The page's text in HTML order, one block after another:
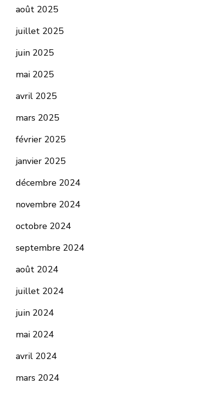
août 2025
juillet 2025
juin 2025
mai 2025
avril 2025
mars 2025
février 2025
janvier 2025
décembre 2024
novembre 2024
octobre 2024
septembre 2024
août 2024
juillet 2024
juin 2024
mai 2024
avril 2024
mars 2024